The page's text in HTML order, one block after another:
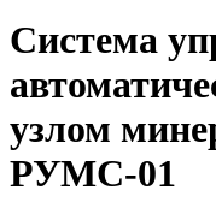
Система
узлом
РУМС-01